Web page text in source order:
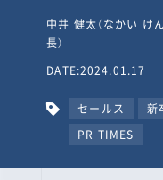
山田真輔（やまだ し
長）
DATE:2023.09.08
カルチャー